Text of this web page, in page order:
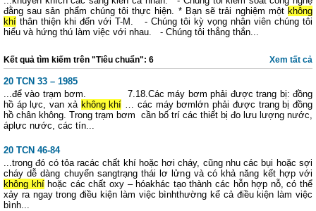
đằng sau sản phẩm chúng tôi thực hiện. * Bạn sẽ trải nghiệm một không
khí thân thiện khi đến với T-M. - Chúng tôi kỳ vọng nhân viên chúng tôi
hiểu và hứng thú làm việc với nhau. - Chúng tôi thẳng thắn...
Xem tất cả
Kết quả tìm kiếm trên "Tiêu chuẩn": 6
20 TCN 33 – 1985
...để vào trạm bơm. 7.18.Các máy bơm phải được trang bị: đồng
hồ áp lực, van xả không khí … các máy bơmlớn phải được trang bị đồng
hồ chân không. Trong trạm bơm cần bố trí các thiết bị đo lưu lượng nước,
áplực nước, các tín...
20 TCN 46-84
...trong đó có tỏa racác chất khí hoặc hơi cháy, cũng nhu các bụi hoặc sợi
cháy dễ dàng chuyển sangtrạng thái lơ lửng và có khả năng kết hợp với
không khíhoặc các chất oxy – hóakhác tạo thành các hỗn hợp nỗ, có thể
xảy ra ngay trong điều kiện làm việc bìnhthường kể cả điều kiện làm việc
bình...